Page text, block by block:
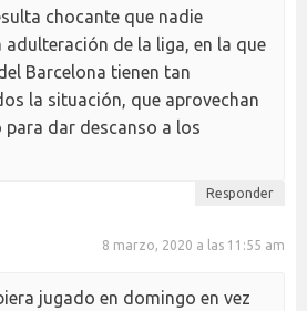
chocante que nadie
adulteración de la liga, en la que
Barcelona tienen tan
la situación, que aprovechan
para dar descanso a los
Responder
8 marzo, 2020 a las 11:55 am
jugado en domingo en vez